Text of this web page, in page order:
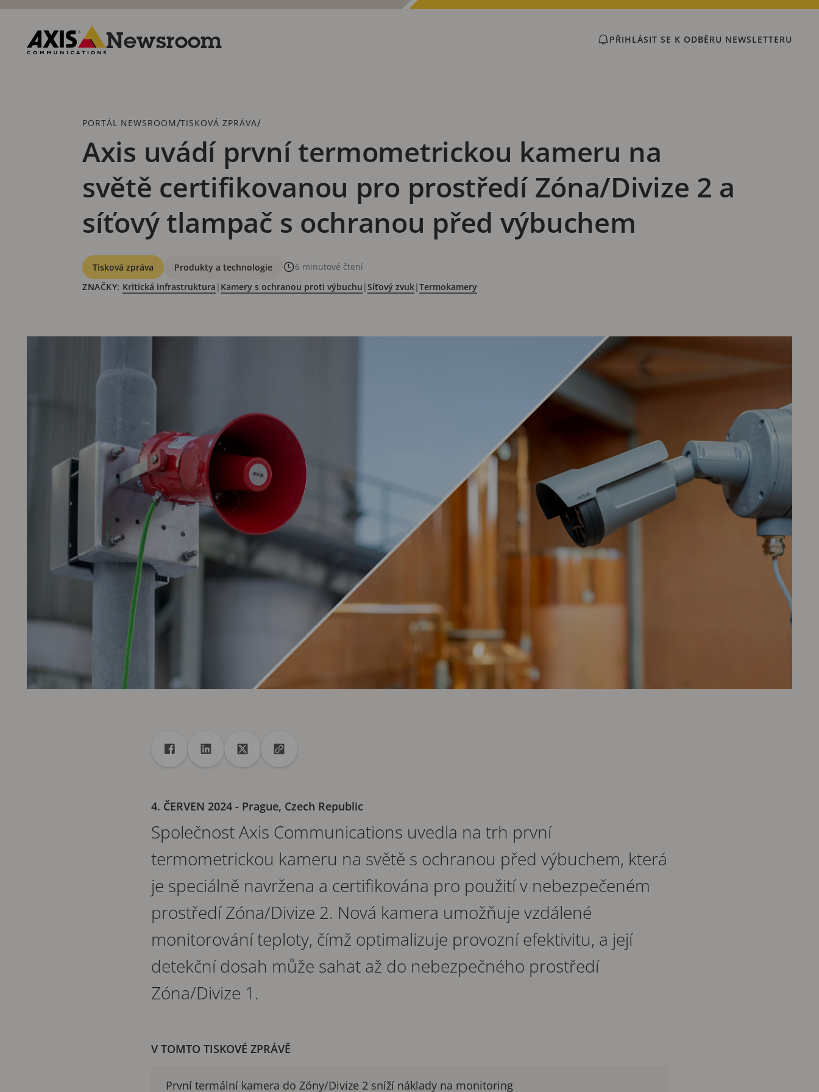
Přeskočit
obsahu
Newsroom PŘIHLÁSIT SE K ODBĚRU NEWSLETTERU
Drobečková
PORTÁL NEWSROOM/TISKOVÁ ZPRÁVA/
Axis uvádí první termometrickou kameru na
světě certifikovanou pro prostředí Zóna/Divize 2 a
síťový tlampač s ochranou před výbuchem
Kategorie
Tisková zpráva Produkty a technologie
6 minutové čtení
ZNAČKY: Kritická infrastruktura | Kamery s ochranou proti výbuchu |Síťový zvuk|Termokamery
SdíletSdílet na Facebook
Sdílet na Linkedin
Sdílet na XZkopírovat adresu URL do schránky
4. ČERVEN 2024 - Prague, Czech Republic
Společnost Axis Communications uvedla na trh první
termometrickou kameru na světě s ochranou před výbuchem, která
je speciálně navržena a certifikována pro použití v nebezpečeném
prostředí Zóna/Divize 2. Nová kamera umožňuje vzdálené
monitorování teploty, čímž optimalizuje provozní efektivitu, a její
detekční dosah může sahat až do nebezpečného prostředí
Zóna/Divize 1.
V TOMTO TISKOVÉ ZPRÁVĚ
První termální kamera do Zóny/Divize 2 sníží náklady na monitoring